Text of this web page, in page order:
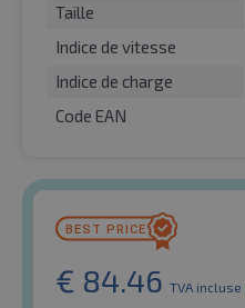
Taille
Indice de vitesse
Indice de charge
Code EAN
€ 84.46 TVA incluse